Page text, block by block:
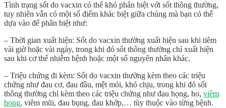
Tình trạng sốt do vacxin có thể khó phân biệt với sốt thông thường,
tuy nhiên vẫn có một số điểm khác biệt giữa chúng mà bạn có thể
dựa vào để phân biệt như:
– Thời gian xuất hiện: Sốt do vacxin thường xuất hiện sau khi tiêm
vài giờ hoặc vài ngày, trong khi đó sốt thông thường chỉ xuất hiện
sau khi cơ thể nhiễm bệnh hoặc một số nguyên nhân khác.
– Triệu chứng đi kèm: Sốt do vacxin thường kèm theo các triệu
chứng như đau cơ, đau đầu, mệt mỏi, khó chịu, trong khi đó sốt
thông thường chỉ kèm theo các triệu chứng như đau họng, ho, viêm
họng, viêm mũi, đau bụng, đau khớp,… tùy thuộc vào từng bệnh.